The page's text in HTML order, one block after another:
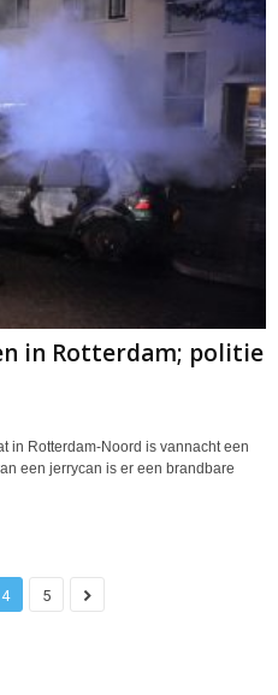
in Rotterdam; politie
in Rotterdam-Noord is vannacht een
een jerrycan is er een brandbare
4 5